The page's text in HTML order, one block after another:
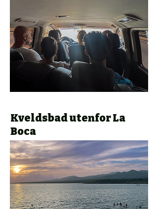
Kveldsbad utenfor La
Boca